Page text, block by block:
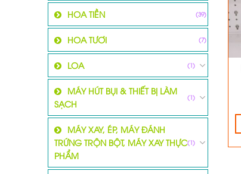
HOA TIỀN (39)
HOA TƯƠI (7)
LOA (1)
MÁY HÚT BỤI & THIẾT BỊ LÀM
SẠCH
(1)
MÁY XAY, ÉP, MÁY ĐÁNH
TRỨNG TRỘN BỘT, MÁY XAY THỰC
PHẨM
(1)